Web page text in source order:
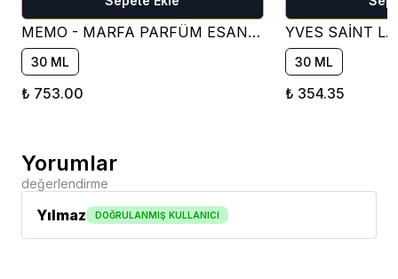
MEMO - MARFA PARFÜM ESANSI ( ÇİÇEKSİ )
30 ML
₺ 753.00
30 ML
₺ 354.35
Yorumlar
değerlendirme
Yılmaz DOĞRULANMIŞ KULLANICI